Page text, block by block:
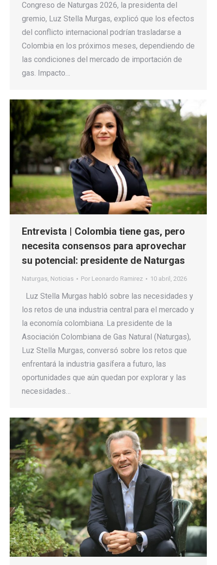
Congreso de Naturgas 2026, la presidenta del
gremio, Luz Stella Murgas, explicó que los efectos
del conflicto internacional podrían trasladarse a
Colombia en los próximos meses, dependiendo de
las condiciones del mercado de importación de
gas. Impacto…
Entrevista | Colombia tiene gas, pero
necesita consensos para aprovechar
su potencial: presidente de Naturgas
Naturgas, Noticias Por Leonardo Ramirez 10 abril, 2026
Luz Stella Murgas habló sobre las necesidades y
los retos de una industria central para el mercado y
la economía colombiana. La presidente de la
Asociación Colombiana de Gas Natural (Naturgas),
Luz Stella Murgas, conversó sobre los retos que
enfrentará la industria gasífera a futuro, las
oportunidades que aún quedan por explorar y las
necesidades…